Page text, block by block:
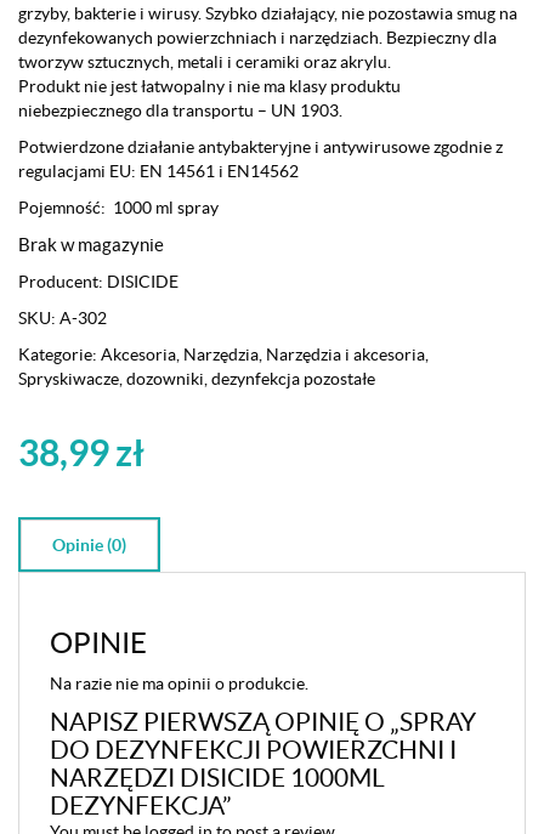
grzyby, bakterie i wirusy. Szybko działający, nie pozostawia smug na
dezynfekowanych powierzchniach i narzędziach. Bezpieczny dla
tworzyw sztucznych, metali i ceramiki oraz akrylu.
Produkt nie jest łatwopalny i nie ma klasy produktu
niebezpiecznego dla transportu – UN 1903.
Potwierdzone działanie antybakteryjne i antywirusowe zgodnie z
regulacjami EU: EN 14561 i EN14562
Pojemność: 1000 ml spray
Brak w magazynie
Producent: DISICIDE
SKU: A-302
Kategorie: Akcesoria Narzędzia Narzędzia i akcesoria
Spryskiwacze, dozowniki, dezynfekcja pozostałe
38,99zł
Opinie (0)
OPINIE
Na razie nie ma opinii o produkcie.
NAPISZ PIERWSZĄ OPINIĘ O „SPRAY
DO DEZYNFEKCJI POWIERZCHNI I
NARZĘDZI DISICIDE 1000ML
DEZYNFEKCJA”